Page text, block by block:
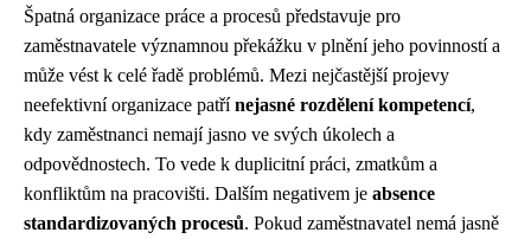
Špatná organizace práce a procesů představuje pro
zaměstnavatele významnou překážku v plnění jeho povinností a
může vést k celé řadě problémů. Mezi nejčastější projevy
neefektivní organizace patřínejasné rozdělení kompetencí,
kdy zaměstnanci nemají jasno ve svých úkolech a
odpovědnostech. To vede k duplicitní práci, zmatkům a
konfliktům na pracovišti. Dalším negativem je absence
standardizovaných procesů. Pokud zaměstnavatel nemá jasně